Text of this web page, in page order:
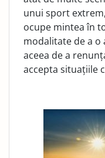
unui sport
ocupe mintea în
modalitate de a o
aceea de a
accepta situațiile